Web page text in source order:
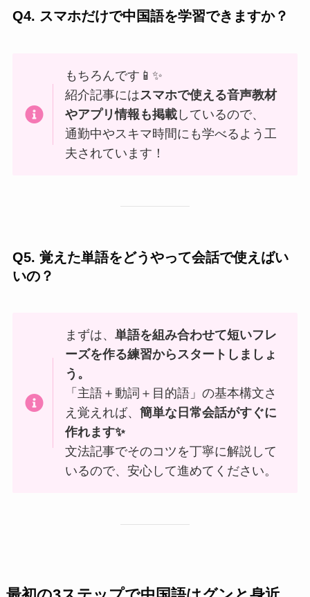
Q4. スマホだけで中国語を学習できますか？
もちろんです📱✨
紹介記事にはスマホで使える音声教材
やアプリ情報も掲載 しているので、
通勤中やスキマ時間にも学べるよう工
夫されています！
Q5. 覚えた単語をどうやって会話で使えばい
いの？
まずは、単語を組み合わせて短いフレ
ーズを作る練習からスタートしましょ
う。
「主語＋動詞＋目的語」の基本構文さ
え覚えれば、簡単な日常会話がすぐに
作れます✨
文法記事でそのコツを丁寧に解説して
いるので、安心して進めてください。